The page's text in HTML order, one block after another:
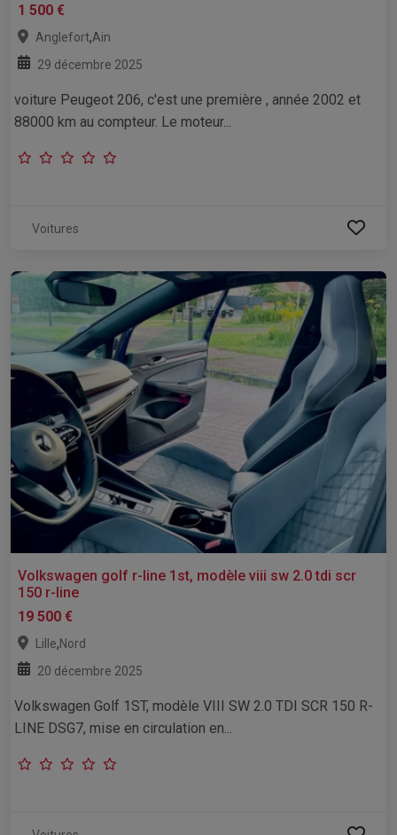
1 500 €
Anglefort,Ain
29 décembre 2025
voiture Peugeot 206, c'est une première , année 2002 et
88000 km au compteur. Le moteur...
Voitures
Volkswagen golf r-line 1st, modèle viii sw 2.0 tdi scr
150 r-line
19 500 €
Lille,Nord
20 décembre 2025
Volkswagen Golf 1ST, modèle VIII SW 2.0 TDI SCR 150 R-
LINE DSG7, mise en circulation en...